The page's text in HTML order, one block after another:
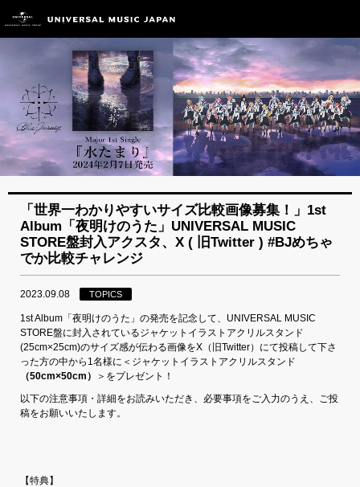
「世界一わかりやすいサイズ比較画像募集！」1st
Album「夜明けのうた」UNIVERSAL MUSIC
STORE盤封入アクスタ、X ( 旧Twitter ) #BJめちゃ
でか比較チャレンジ
2023.09.08 TOPICS
1st Album「夜明けのうた」の発売を記念して、UNIVERSAL MUSIC
STORE盤に封入されているジャケットイラストアクリルスタンド
(25cm×25cm)のサイズ感が伝わる画像をX（旧Twitter）にて投稿して下さ
った方の中から1名様に＜ジャケットイラストアクリルスタンド
（50cm×50cm）
＞をプレゼント！
以下の注意事項・詳細をお読みいただき、必要事項をご入力のうえ、ご投
稿をお願いいたします。
【特典】